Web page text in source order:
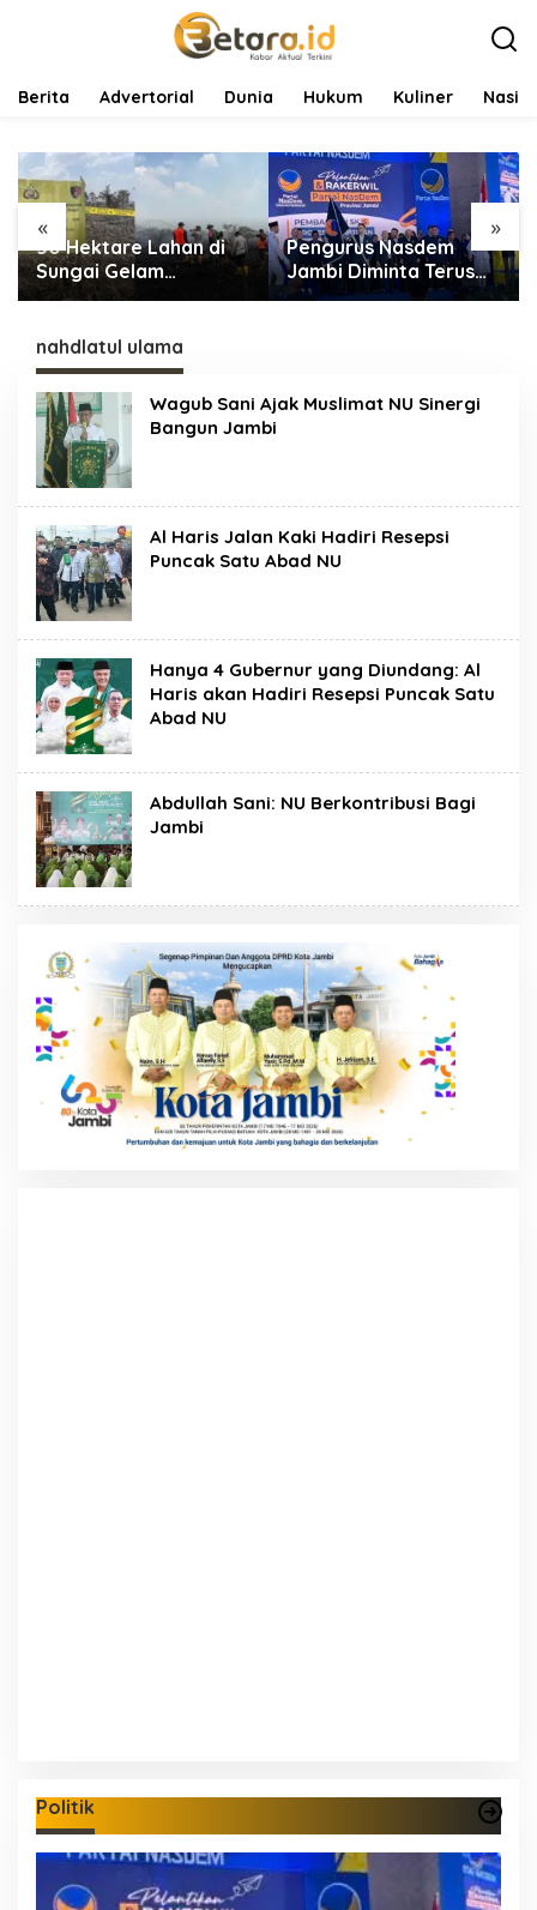
Berita Advertorial Dunia Hukum Kuliner
« »
50 Hektare Lahan di
Sungai Gelam
Terbakar, Ratusan
Water Bombing
Dikerahkan Lakukan
Pemadaman
Pengurus Nasdem
Jambi Diminta Terus
Bekerja dan
nahdlatul ulama
Wagub Sani Ajak Muslimat NU Sinergi
Bangun Jambi
Al Haris Jalan Kaki Hadiri Resepsi
Puncak Satu Abad NU
Hanya 4 Gubernur yang Diundang: Al
Haris akan Hadiri Resepsi Puncak Satu
Abad NU
Abdullah Sani: NU Berkontribusi Bagi
Jambi
Politik